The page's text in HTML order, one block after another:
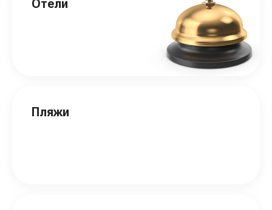
Отели
Пляжи